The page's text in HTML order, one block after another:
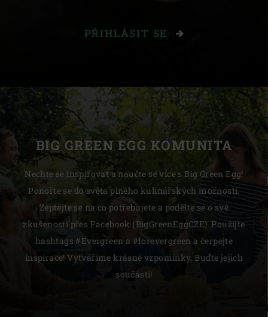
PŘIHLÁSIT SE
BIG GREEN EGG KOMUNITA
Nechte se inspirovat a naučte se více s Big Green Egg!
Ponořte se do světa plného kulinářských možností.
Zeptejte se na co potřebujete a podělte se o své
zkušenosti přes Facebook (BigGreenEggCZE). Použijte
hashtags #Evergreen a #forevergreen a čerpejte
inspirace! Vytváříme krásné vzpomínky. Buďte jejich
součástí!